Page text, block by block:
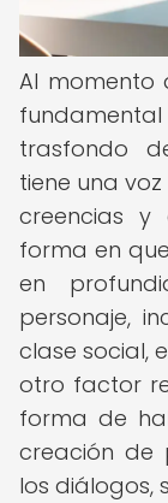
Al momento
trasfondo
tiene una
creencias y
forma en
en
personaje,
clase social,
otro factor
forma de
creación de
los diálogos,